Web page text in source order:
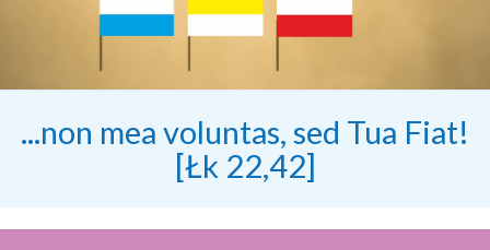
...non mea voluntas, sed Tua Fiat!
[Łk 22,42]